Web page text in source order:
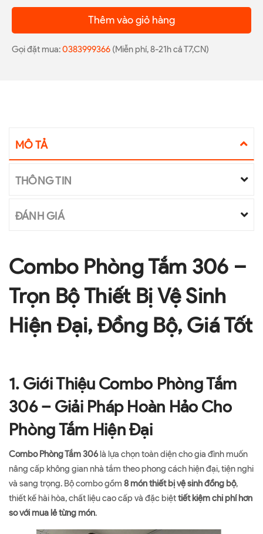
Thêm vào giỏ hàng
Gọi đặt mua:0383999366 (Miễn phí, 8-21h cả T7,CN)
MÔ TẢ
THÔNG TIN
ĐÁNH GIÁ
Combo Phòng Tắm 306 –
Trọn Bộ Thiết Bị Vệ Sinh
Hiện Đại, Đồng Bộ, Giá Tốt
1. Giới Thiệu Combo Phòng Tắm
306 – Giải Pháp Hoàn Hảo Cho
Phòng Tắm Hiện Đại
Combo Phòng Tắm 306là lựa chọn toàn diện cho gia đình muốn
nâng cấp không gian nhà tắm theo phong cách hiện đại, tiện nghi
và sang trọng. Bộ combo gồm 8 món thiết bị vệ sinh đồng bộ,
thiết kế hài hòa, chất liệu cao cấp và đặc biệttiết kiệm chi phí hơn
so với mua lẻ từng món.